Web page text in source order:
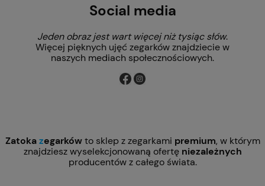
Social media
Jeden obraz jest wart więcej niż tysiąc słów.
Więcej pięknych ujęć zegarków znajdziecie w
naszych mediach społecznościowych.
Zatokazegarkówto sklep z zegarkami premium, w którym
znajdziesz wyselekcjonowaną ofertę niezależnych
producentów z całego świata.